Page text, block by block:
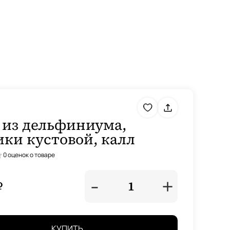
дельфиниума,
кустовой, калл
0 оценок о товаре
- 1 +